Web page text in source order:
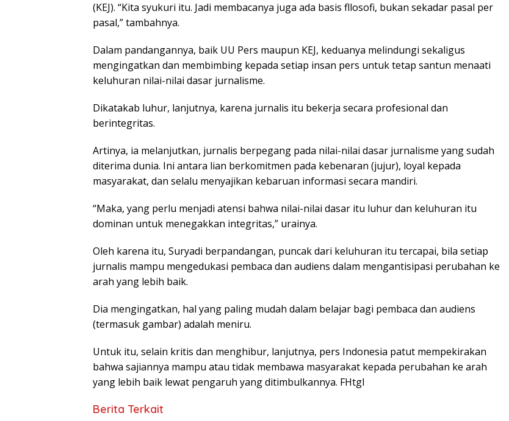
(KEJ). “Kita syukuri itu. Jadi membacanya juga ada basis fllosofi, bukan sekadar pasal per
pasal,” tambahnya.
Dalam pandangannya, baik UU Pers maupun KEJ, keduanya melindungi sekaligus
mengingatkan dan membimbing kepada setiap insan pers untuk tetap santun menaati
keluhuran nilai-nilai dasar jurnalisme.
Dikatakab luhur, lanjutnya, karena jurnalis itu bekerja secara profesional dan
berintegritas.
Artinya, ia melanjutkan, jurnalis berpegang pada nilai-nilai dasar jurnalisme yang sudah
diterima dunia. Ini antara lian berkomitmen pada kebenaran (jujur), loyal kepada
masyarakat, dan selalu menyajikan kebaruan informasi secara mandiri.
“Maka, yang perlu menjadi atensi bahwa nilai-nilai dasar itu luhur dan keluhuran itu
dominan untuk menegakkan integritas,” urainya.
Oleh karena itu, Suryadi berpandangan, puncak dari keluhuran itu tercapai, bila setiap
jurnalis mampu mengedukasi pembaca dan audiens dalam mengantisipasi perubahan ke
arah yang lebih baik.
Dia mengingatkan, hal yang paling mudah dalam belajar bagi pembaca dan audiens
(termasuk gambar) adalah meniru.
Untuk itu, selain kritis dan menghibur, lanjutnya, pers Indonesia patut mempekirakan
bahwa sajiannya mampu atau tidak membawa masyarakat kepada perubahan ke arah
yang lebih baik lewat pengaruh yang ditimbulkannya. FHtgl
Berita Terkait